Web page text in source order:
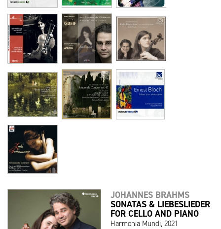
JOHANNES BRAHMS
SONATAS & LIEBESLIEDER
FOR CELLO AND PIANO
Harmonia Mundi, 2021